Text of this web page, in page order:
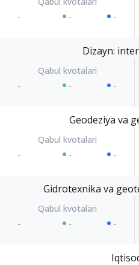
- - -
Dizayn:
- - -
Geodeziya va
- - -
Gidrotexnika va
- - -